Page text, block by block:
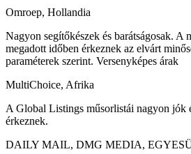
Omroep, Hollandia
Nagyon segítőkészek és barátságosak. A
megadott időben érkeznek az elvárt
paraméterek szerint. Versenyképes árak
MultiChoice, Afrika
A Global Listings műsorlistái nagyon jók
érkeznek.
DAILY MAIL, DMG MEDIA,